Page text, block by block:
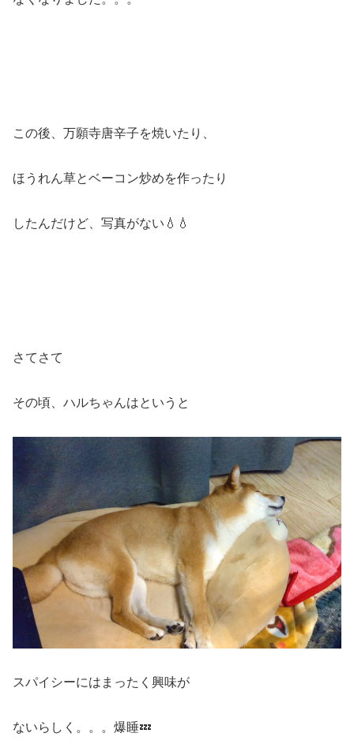
この後、万願寺唐辛子を焼いたり、
ほうれん草とベーコン炒めを作ったり
したんだけど、写真がない💧💧
さてさて
その頃、ハルちゃんはというと
スパイシーにはまったく興味が
ないらしく。。。爆睡💤